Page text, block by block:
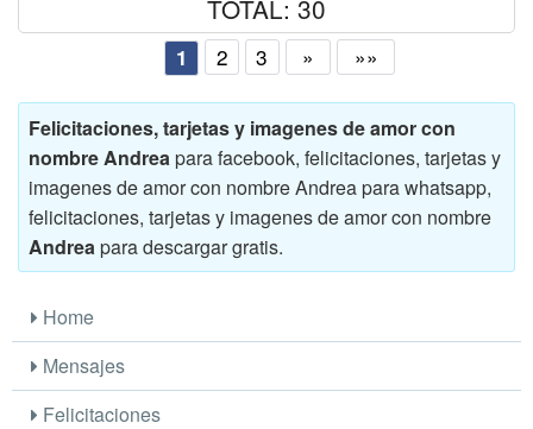
TOTAL: 30
1 2 3 » »»
Felicitaciones, tarjetas y imagenes de amor con
nombre Andrea para facebook, felicitaciones, tarjetas y
imagenes de amor con nombre Andrea para whatsapp,
felicitaciones, tarjetas y imagenes de amor con nombre
Andrea para descargar gratis.
Home
Mensajes
Felicitaciones